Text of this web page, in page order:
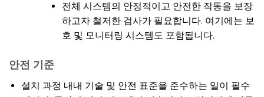
전체 시스템의 안정적이고 안전한 작동을 보장
하고자 철저한 검사가 필요합니다. 여기에는 보
호 및 모니터링 시스템도 포함됩니다.
안전 기준
설치 과정 내내 기술 및 안전 표준을 준수하는 일이 필수